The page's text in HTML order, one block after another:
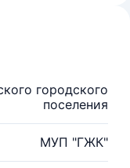
городского
поселения
МУП "ГЖК"